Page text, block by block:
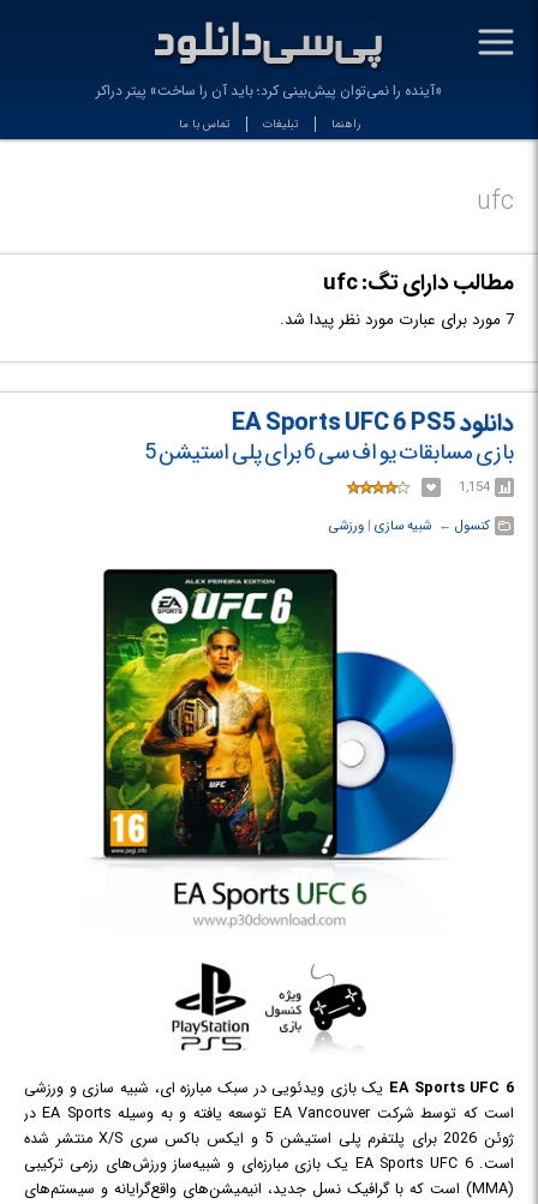
-
«آینده را نمی‌توان پیش‌بینی کرد؛ باید آن را ساخت» پیتر دراکر
راهنما تبلیغات تماس با ما
ufc
مطالب دارای تگ: ufc
7 مورد برای عبارت مورد نظر پیدا شد.
دانلود EA Sports UFC 6 PS5
بازی مسابقات یو اف سی 6 برای پلی استیشن 5
1,154
کنسول ← ‏ شبیه سازی ‏| ورزشی
EA Sports UFC 6 یک بازی ویدئویی در سبک مبارزه ای، شبیه سازی و ورزشی
است که توسط شرکت EA Vancouver توسعه یافته و به وسیله EA Sports در
ژوئن 2026 برای پلتفرم پلی استیشن 5 و ایکس باکس سری X/S منتشر شده
است. EA Sports UFC 6 یک بازی مبارزه‌ای و شبیه‌ساز ورزش‌های رزمی ترکیبی
(MMA) است که با گرافیک نسل جدید، انیمیشن‌های واقع‌گرایانه و سیستم‌های